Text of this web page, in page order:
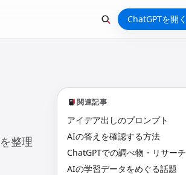
ChatGPTを開く
整理
関連記事
アイデア出しのプロンプト
AIの答えを確認する方法
ChatGPTでの調べ物・リサーチ
AIの学習データをめぐる話題